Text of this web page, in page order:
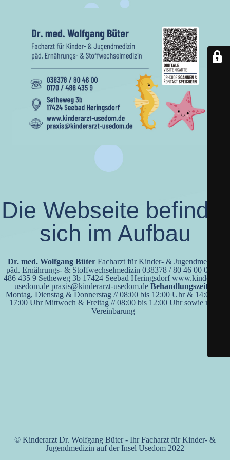
Die Webseite befindet
sich im Aufbau
Dr. med. Wolfgang BüterFacharzt für Kinder- & Jugendmedizin
päd. Ernährungs- & Stoffwechselmedizin 038378 / 80 46 00 0170 /
486 435 9 Setheweg 3b 17424 Seebad Heringsdorf www.kinderarzt-
usedom.de praxis@kinderarzt-usedom.de Behandlungszeiten
Montag, Dienstag & Donnerstag // 08:00 bis 12:00 Uhr & 14:00 bis
17:00 Uhr Mittwoch & Freitag // 08:00 bis 12:00 Uhr sowie nach
Vereinbarung
© Kinderarzt Dr. Wolfgang Büter - Ihr Facharzt für Kinder- &
Jugendmedizin auf der Insel Usedom 2022